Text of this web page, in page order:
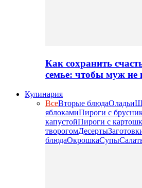
Как сохранить
семье: чтобы муж
Кулинария
ВсеВторые блюдаОладьи
яблокамиПироги с
капустойПироги с
творогомДесерты
блюдаОкрошкаСупы